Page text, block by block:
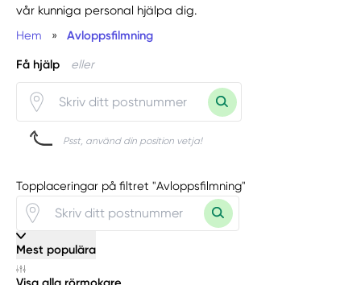
vår kunniga personal hjälpa dig.
Hem
» Avloppsfilmning
Få hjälp eller
Psst, använd din position vetja!
Topplaceringar på filtret "Avloppsfilmning"
Mest populära